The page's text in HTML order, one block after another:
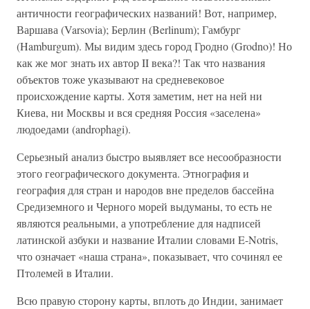
античности географических названий! Вот, например,
Варшава (Varsovia); Берлин (Berlinum); Гамбург
(Hamburgum). Мы видим здесь город Гродно (Grodno)! Но
как же мог знать их автор II века?! Так что названия
объектов тоже указывают на средневековое
происхождение карты. Хотя заметим, нет на ней ни
Киева, ни Москвы и вся средняя Россия «заселена»
людоедами (androphagi).
Серьезный анализ быстро выявляет все несообразности
этого географического документа. Этнография и
география для стран и народов вне пределов бассейна
Средиземного и Черного морей выдуманы, то есть не
являются реальными, а употребление для надписей
латинской азбуки и название Италии словами E-Notris,
что означает «наша страна», показывает, что сочинял ее
Птолемей в Италии.
Всю правую сторону карты, вплоть до Индии, занимает